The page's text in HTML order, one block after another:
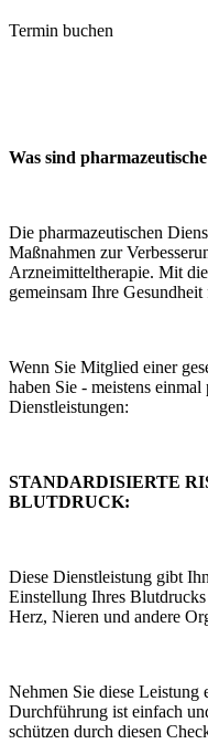
Termin buchen
Was sind
Die pharmazeutischen
Maßnahmen zur
Arzneimitteltherapie. Mit
gemeinsam Ihre Gesundheit
Wenn Sie Mitglied einer
haben Sie - meistens
Dienstleistungen:
STANDARDISIERTE
BLUTDRUCK:
Diese Dienstleistung gibt
Einstellung Ihres
Herz, Nieren und andere
Nehmen Sie diese Leistung
Durchführung ist einfach
schützen durch diesen